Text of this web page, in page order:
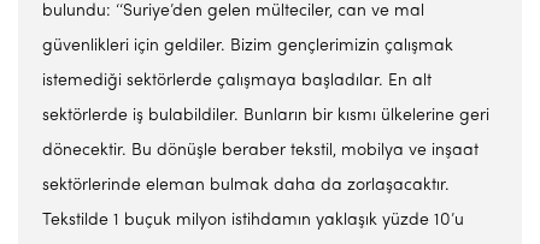
bulundu: ‘‘Suriye’den gelen mülteciler, can ve mal
güvenlikleri için geldiler. Bizim gençlerimizin çalışmak
istemediği sektörlerde çalışmaya başladılar. En alt
sektörlerde iş bulabildiler. Bunların bir kısmı ülkelerine geri
dönecektir. Bu dönüşle beraber tekstil, mobilya ve inşaat
sektörlerinde eleman bulmak daha da zorlaşacaktır.
Tekstilde 1 buçuk milyon istihdamın yaklaşık yüzde 10’u